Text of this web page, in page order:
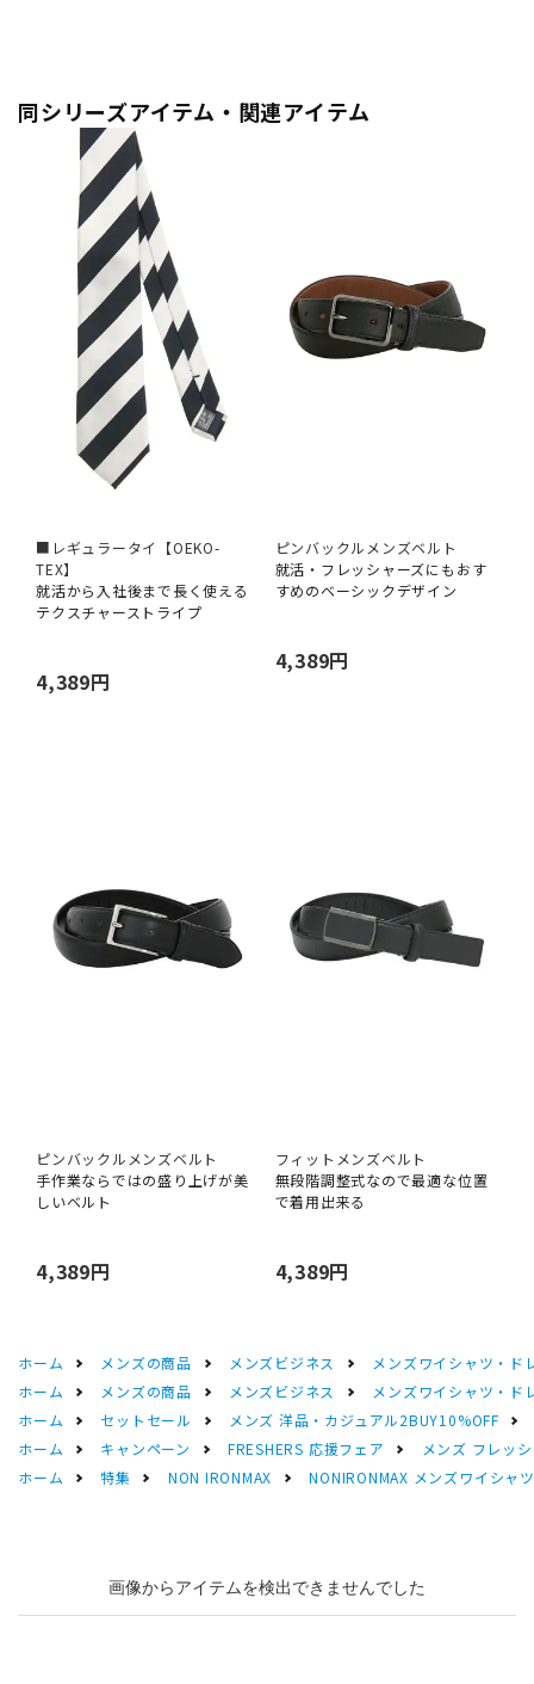
同シリーズアイテム・関連アイテム
■レギュラータイ【OEKO-
TEX】
就活から入社後まで長く使える
テクスチャーストライプ
4,389円
ピンバックルメンズベルト
就活・フレッシャーズにもおす
すめのベーシックデザイン
4,389円
ピンバックルメンズベルト
手作業ならではの盛り上げが美
しいベルト
4,389円
フィットメンズベルト
無段階調整式なので最適な位置
で着用出来る
4,389円
ホーム メンズの商品 メンズビジネス
メンズワイシャツ・ド
ホーム
メンズの商品 メンズビジネス
メンズワイシャツ・ド
ホーム
セットセール
メンズ 洋品・カジュアル2BUY10%OFF
ホーム
キャンペーン FRESHERS 応援フェア
メンズ フレッ
ホーム
特集 NON IRONMAX NONIRONMAX メンズワイシャ